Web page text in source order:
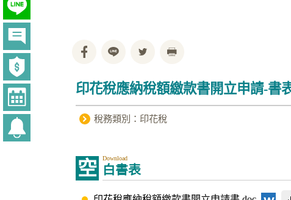
印花稅應納稅額繳款書開立申請-書
稅務類別：印花稅
空 Download
白書表